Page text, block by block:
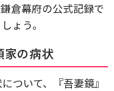
倉幕府の公式記録で
ょう。
家の病状
ついて、『吾妻鏡』